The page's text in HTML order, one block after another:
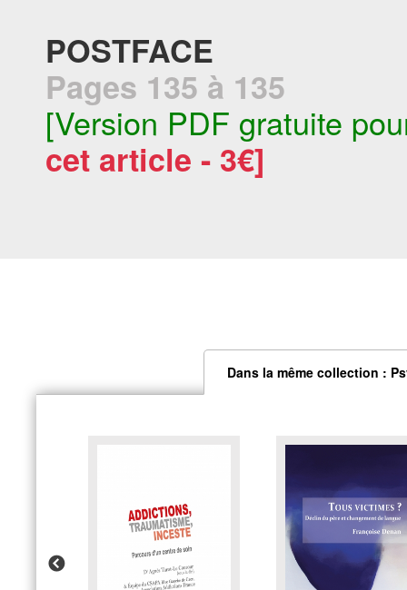
POSTFACE
Pages 135 à 135
[Version PDF gratuite
cet article - 3€]
Dans la même collection :